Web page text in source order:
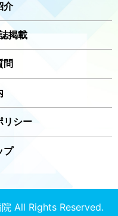
介
掲載
問
リシー
プ
All Rights Reserved.